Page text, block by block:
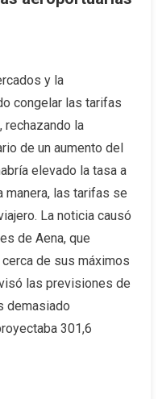
y la
congelar las tarifas
rechazando la
de un aumento del
elevado la tasa a
manera, las tarifas se
La noticia causó
de Aena, que
de sus máximos
las previsiones de
demasiado
301,6